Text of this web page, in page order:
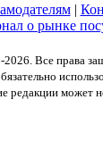
|
о рынке
Все права
редакции может